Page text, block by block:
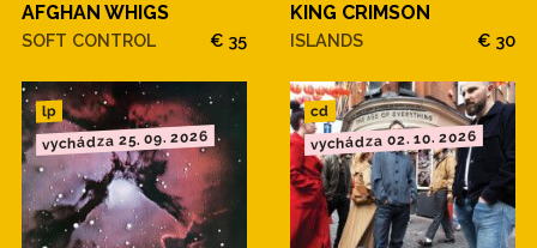
AFGHAN WHIGS
SOFT CONTROL € 35
KING CRIMSON
ISLANDS € 30
lp
vychádza 25. 09. 2026
cd
vychádza 02. 10. 2026